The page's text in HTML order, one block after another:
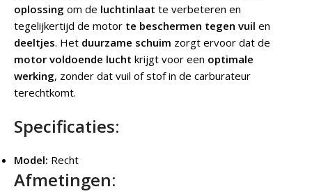
oplossing om de luchtinlaat te verbeteren en
tegelijkertijd de motor te beschermen tegen vuil en
deeltjes. Het duurzame schuim zorgt ervoor dat de
motor voldoende lucht krijgt voor een optimale
werking, zonder dat vuil of stof in de carburateur
terechtkomt.
Specificaties:
Model: Recht
Afmetingen: